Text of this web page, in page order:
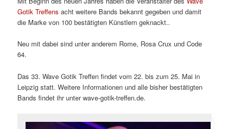
Gotik Treffens acht weitere Bands bekannt gegeben und damit
die Marke von 100 bestätigten Künstlern geknackt..
Neu mit dabei sind unter anderem Rome, Rosa Crux und Code
64.
Das 33. Wave Gotik Treffen findet vom 22. bis zum 25. Mai in
Leipzig statt. Weitere Informationen und alle bisher bestätigten
Bands findet ihr unter wave-gotik-treffen.de.